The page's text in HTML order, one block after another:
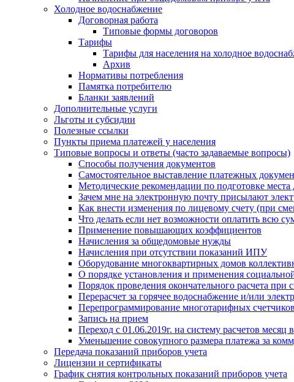
Холодное водоснабжение
Договорная работа
Типовые формы договоров
Тарифы
Тарифы для населения на холодное
Архив
Нормативы потребления
Памятка потребителю
Бланки заявлений
Дополнительные услуги
Льготы и субсидии
Полезные ссылки
Пункты приема платежей у населения
Типовые вопросы и ответы (часто задаваемые вопросы)
Способы получения документов
Самостоятельное выставление платежных
Методические рекомендации по подготовке места
Зачем мне на электронную почту присылают
Как внести изменения по лицевому счету (при
Что делать если нет возможности оплатить всю
Применение повышающих коэффициентов
Начисления за общедомовые нужды
Начисления при отсутствии показаний ИПУ
Оборудование многоквартирных домов
О порядке установления и применения
Порядок проведения окончательного расчета
Перерасчет за горячее водоснабжение и/или
Перепрограммирование многотарифных счетчиков
Запись на прием
Переход с 01.06.2019г. на систему расчетов
Уменьшение совокупного размера платежа за
Передача показаний приборов учета
Лицензии и сертификаты
График снятия контрольных показаний приборов учета